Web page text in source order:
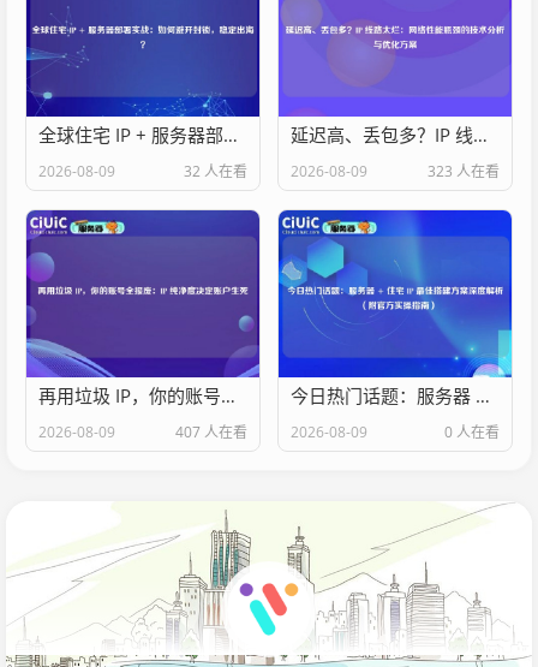
全球住宅 IP + 服务器部署实战：如何避开封锁，稳定出海？
2026-08-09 32 人在看
延迟高、丢包多？IP 线路太烂：网络性能瓶颈的技术分析与优化方案
2026-08-09 323 人在看
再用垃圾 IP，你的账号全报废：IP 纯净度决定账户生死
2026-08-09 407 人在看
今日热门话题：服务器 + 住宅 IP 最佳搭建方案深度解析（附官方实操指南）
2026-08-09 0 人在看